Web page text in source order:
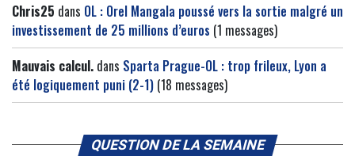
Chris25 dans OL : Orel Mangala poussé vers la sortie malgré un
investissement de 25 millions d’euros (1 messages)
Mauvais calcul. dans Sparta Prague-OL : trop frileux, Lyon a
été logiquement puni (2-1) (18 messages)
QUESTION DE LA SEMAINE